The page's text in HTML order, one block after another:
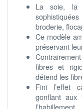
La soie, la
broderie,
Ce modèle
préservant
fibres et
détend les
Fini l’effet
gonflant
l’habillement.